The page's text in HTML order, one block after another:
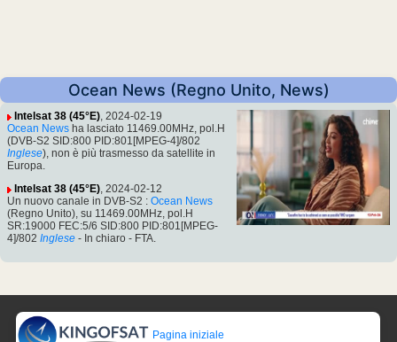
Ocean News (Regno Unito, News)
Intelsat 38 (45°E), 2024-02-19
Ocean News ha lasciato 11469.00MHz, pol.H
(DVB-S2 SID:800 PID:801[MPEG-4]/802
Inglese), non è più trasmesso da satellite in
Europa.
Intelsat 38 (45°E), 2024-02-12
Un nuovo canale in DVB-S2 : Ocean News
(Regno Unito), su 11469.00MHz, pol.H
SR:19000 FEC:5/6 SID:800 PID:801[MPEG-
4]/802 Inglese - In chiaro - FTA.
Pagina iniziale